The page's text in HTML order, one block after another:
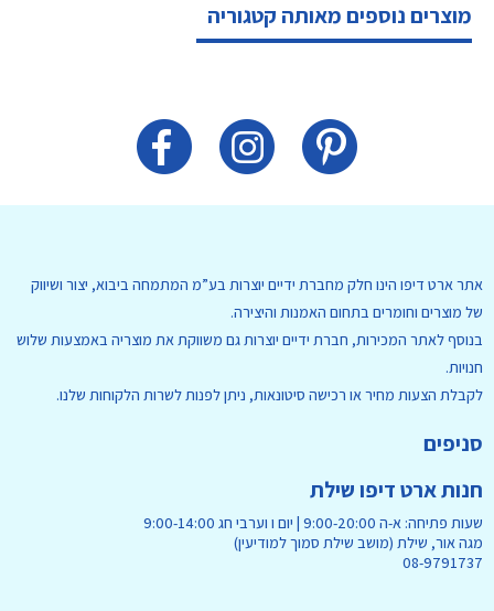
מוצרים נוספים מאותה קטגוריה
אתר ארט דיפו הינו חלק מחברת ידיים יוצרות בע”מ המתמחה ביבוא, יצור ושיווק
של מוצרים וחומרים בתחום האמנות והיצירה.
בנוסף לאתר המכירות, חברת ידיים יוצרות גם משווקת את מוצריה באמצעות שלוש
חנויות.
לקבלת הצעות מחיר או רכישה סיטונאות, ניתן לפנות לשרות הלקוחות שלנו.
סניפים
חנות ארט דיפו שילת
שעות פתיחה: א-ה 9:00-20:00 | יום ו וערבי חג 9:00-14:00
מגה אור, שילת (מושב שילת סמוך למודיעין)
08-9791737